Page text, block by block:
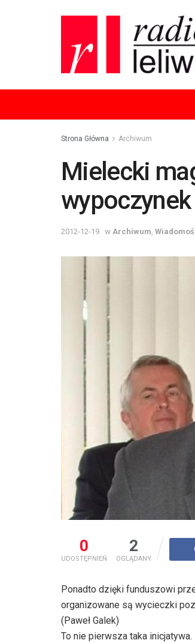
Strona Główna Archiwum
Mielecki
2012-12-19 w Archiwum
0
UDOSTĘPNIEŃ
2
OGLĄDANY
Ponadto dzięki funduszowi
organizowane są wycieczki
(Paweł Galek)
To nie pierwsza taka inicjatywa.